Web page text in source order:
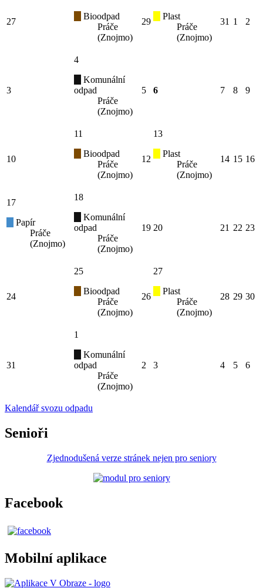
27
Bioodpad
Práče
(Znojmo)
29
Plast
Práče
(Znojmo)
31 1 2
3
4
Komunální
odpad
Práče
(Znojmo)
5 6 7 8 9
10
11
Bioodpad
Práče
(Znojmo)
12
13
Plast
Práče
(Znojmo)
14 15 16
17
Papír
Práče
(Znojmo)
18
Komunální
odpad
Práče
(Znojmo)
19 20 21 22 23
24
25
Bioodpad
Práče
(Znojmo)
26
27
Plast
Práče
(Znojmo)
28 29 30
31
1
Komunální
odpad
Práče
(Znojmo)
2 3 4 5 6
Kalendář svozu odpadu
Senioři
Zjednodušená verze stránek nejen pro seniory
Facebook
Mobilní aplikace